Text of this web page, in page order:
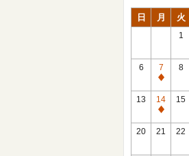
日 月 火
1
6
7
休
館
日
8
13
14
休
館
15
20 21 22